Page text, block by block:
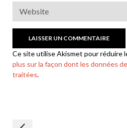
Ce site utilise Akismet pour réduire
plus sur la façon dont les données
traitées.